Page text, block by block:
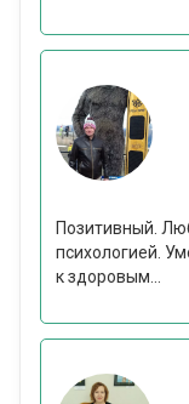
Позитивный.
психологией.
к здоровым...